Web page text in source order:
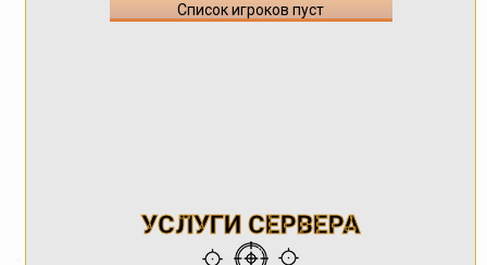
Список игроков пуст
УСЛУГИ СЕРВЕРА